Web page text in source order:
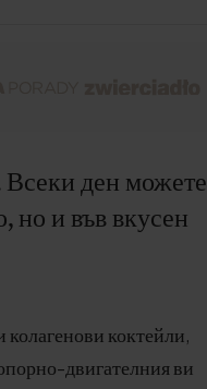
Всеки ден можете
но и във вкусен
коктейли,
двигателния ви